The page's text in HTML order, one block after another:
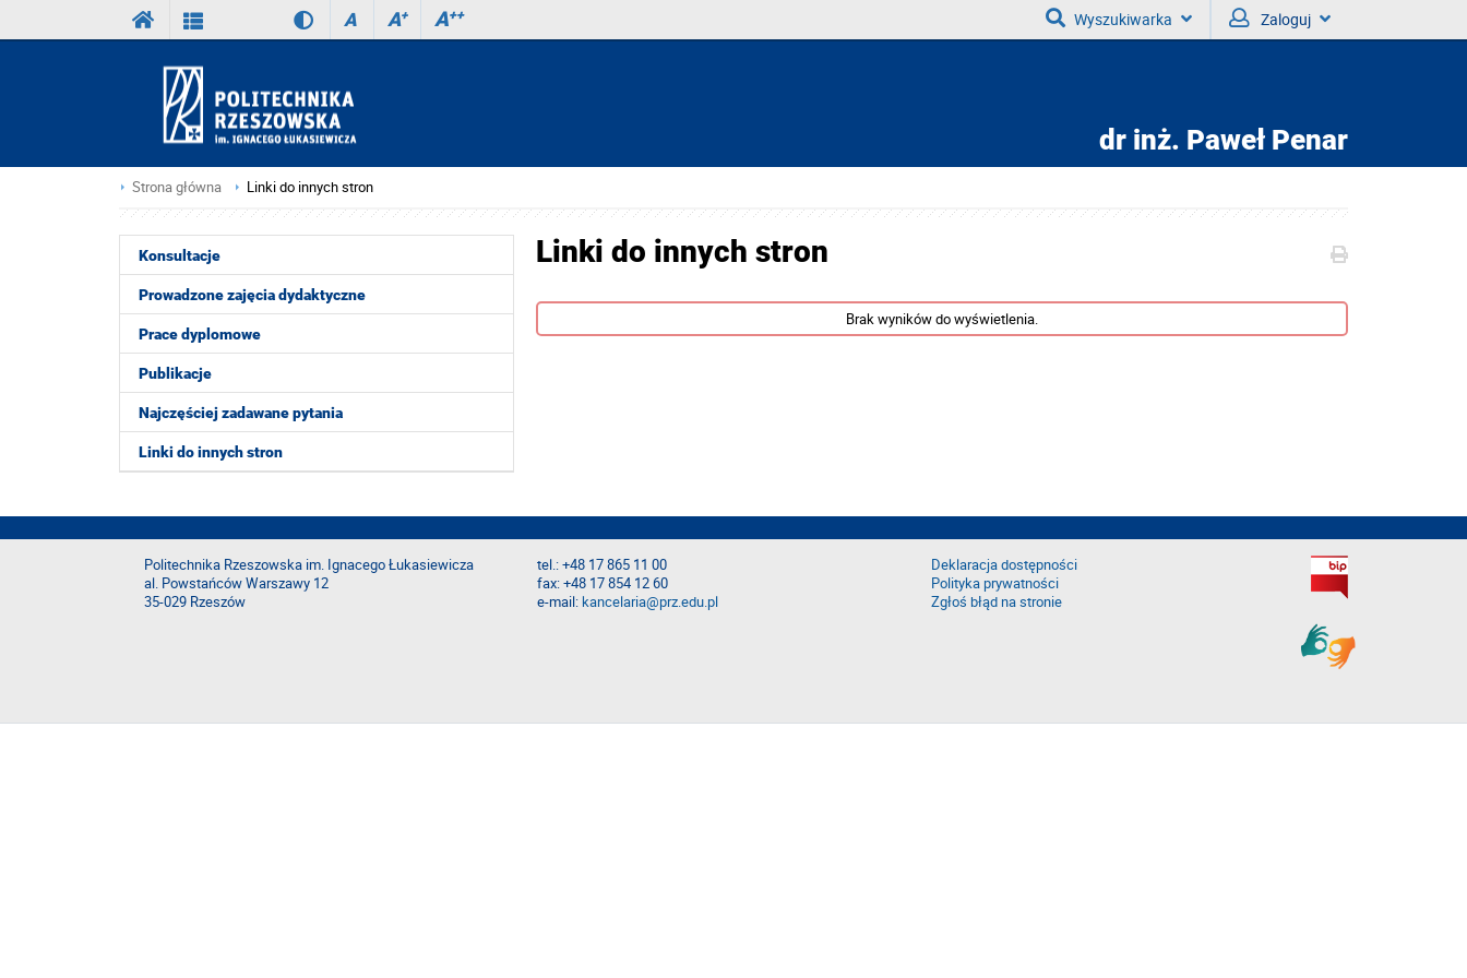
A A+ A++ Wyszukiwarka Zaloguj
dr inż. Paweł Penar
Strona główna Linki do innych stron
Konsultacje
Prowadzone zajęcia dydaktyczne
Prace dyplomowe
Publikacje
Najczęściej zadawane pytania
Linki do innych stron
Linki do innych stron
Brak wyników do wyświetlenia.
Politechnika Rzeszowska im. Ignacego Łukasiewicza
al. Powstańców Warszawy 12
35-029 Rzeszów
tel.: +48 17 865 11 00
fax: +48 17 854 12 60
e-mail:kancelaria@prz.edu.pl
Deklaracja dostępności
Polityka prywatności
Zgłoś błąd na stronie